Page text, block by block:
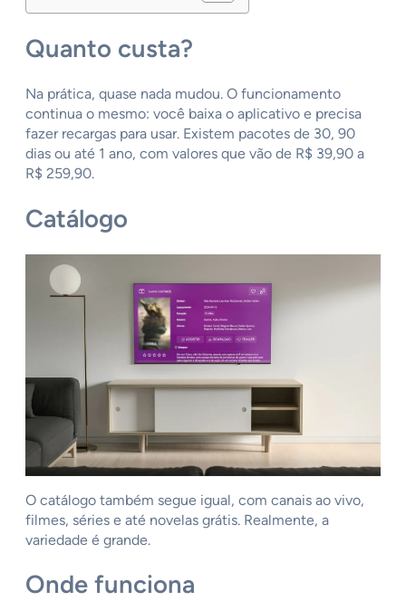
Quanto custa?
Na prática, quase nada mudou. O funcionamento
continua o mesmo: você baixa o aplicativo e precisa
fazer recargas para usar. Existem pacotes de 30, 90
dias ou até 1 ano, com valores que vão de R$ 39,90 a
R$ 259,90.
Catálogo
O catálogo também segue igual, com canais ao vivo,
filmes, séries e até novelas grátis. Realmente, a
variedade é grande.
Onde funciona